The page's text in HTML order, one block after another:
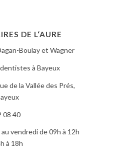
DE L‘AURE
Boulay et Wagner
à Bayeux
de la Vallée des Prés,
08 40
vendredi de 09h à 12h
à 18h